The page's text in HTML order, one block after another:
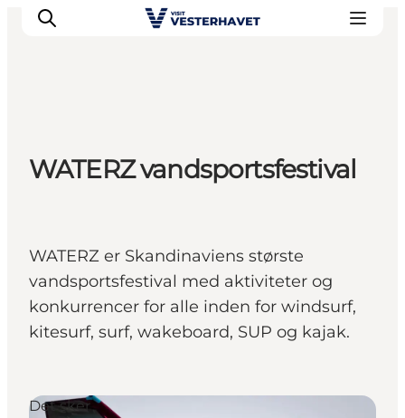
Det sker
Oplevelser
Køb billet
Planlæg din ferie
WATERZ vandsportsfestival
WATERZ er Skandinaviens største
vandsportsfestival med aktiviteter og
konkurrencer for alle inden for windsurf,
kitesurf, surf, wakeboard, SUP og kajak.
Det sker